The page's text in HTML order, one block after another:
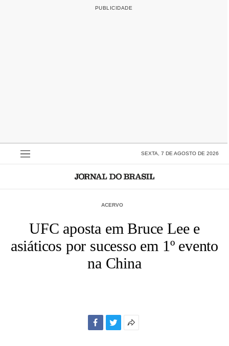
SEXTA, 7 DE AGOSTO DE 2026
ACERVO
UFC aposta em Bruce Lee e
asiáticos por sucesso em 1º evento
na China